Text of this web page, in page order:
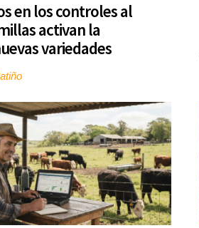
en los controles al
activan la
variedades